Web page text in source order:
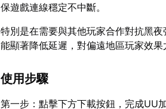
保遊戲連線穩定不中斷。
特別是在需要與其他玩家合作對抗黑
能顯著降低延遲，對偏遠地區玩家效果
使用步驟
第一步：點擊下方下載按鈕，完成UU